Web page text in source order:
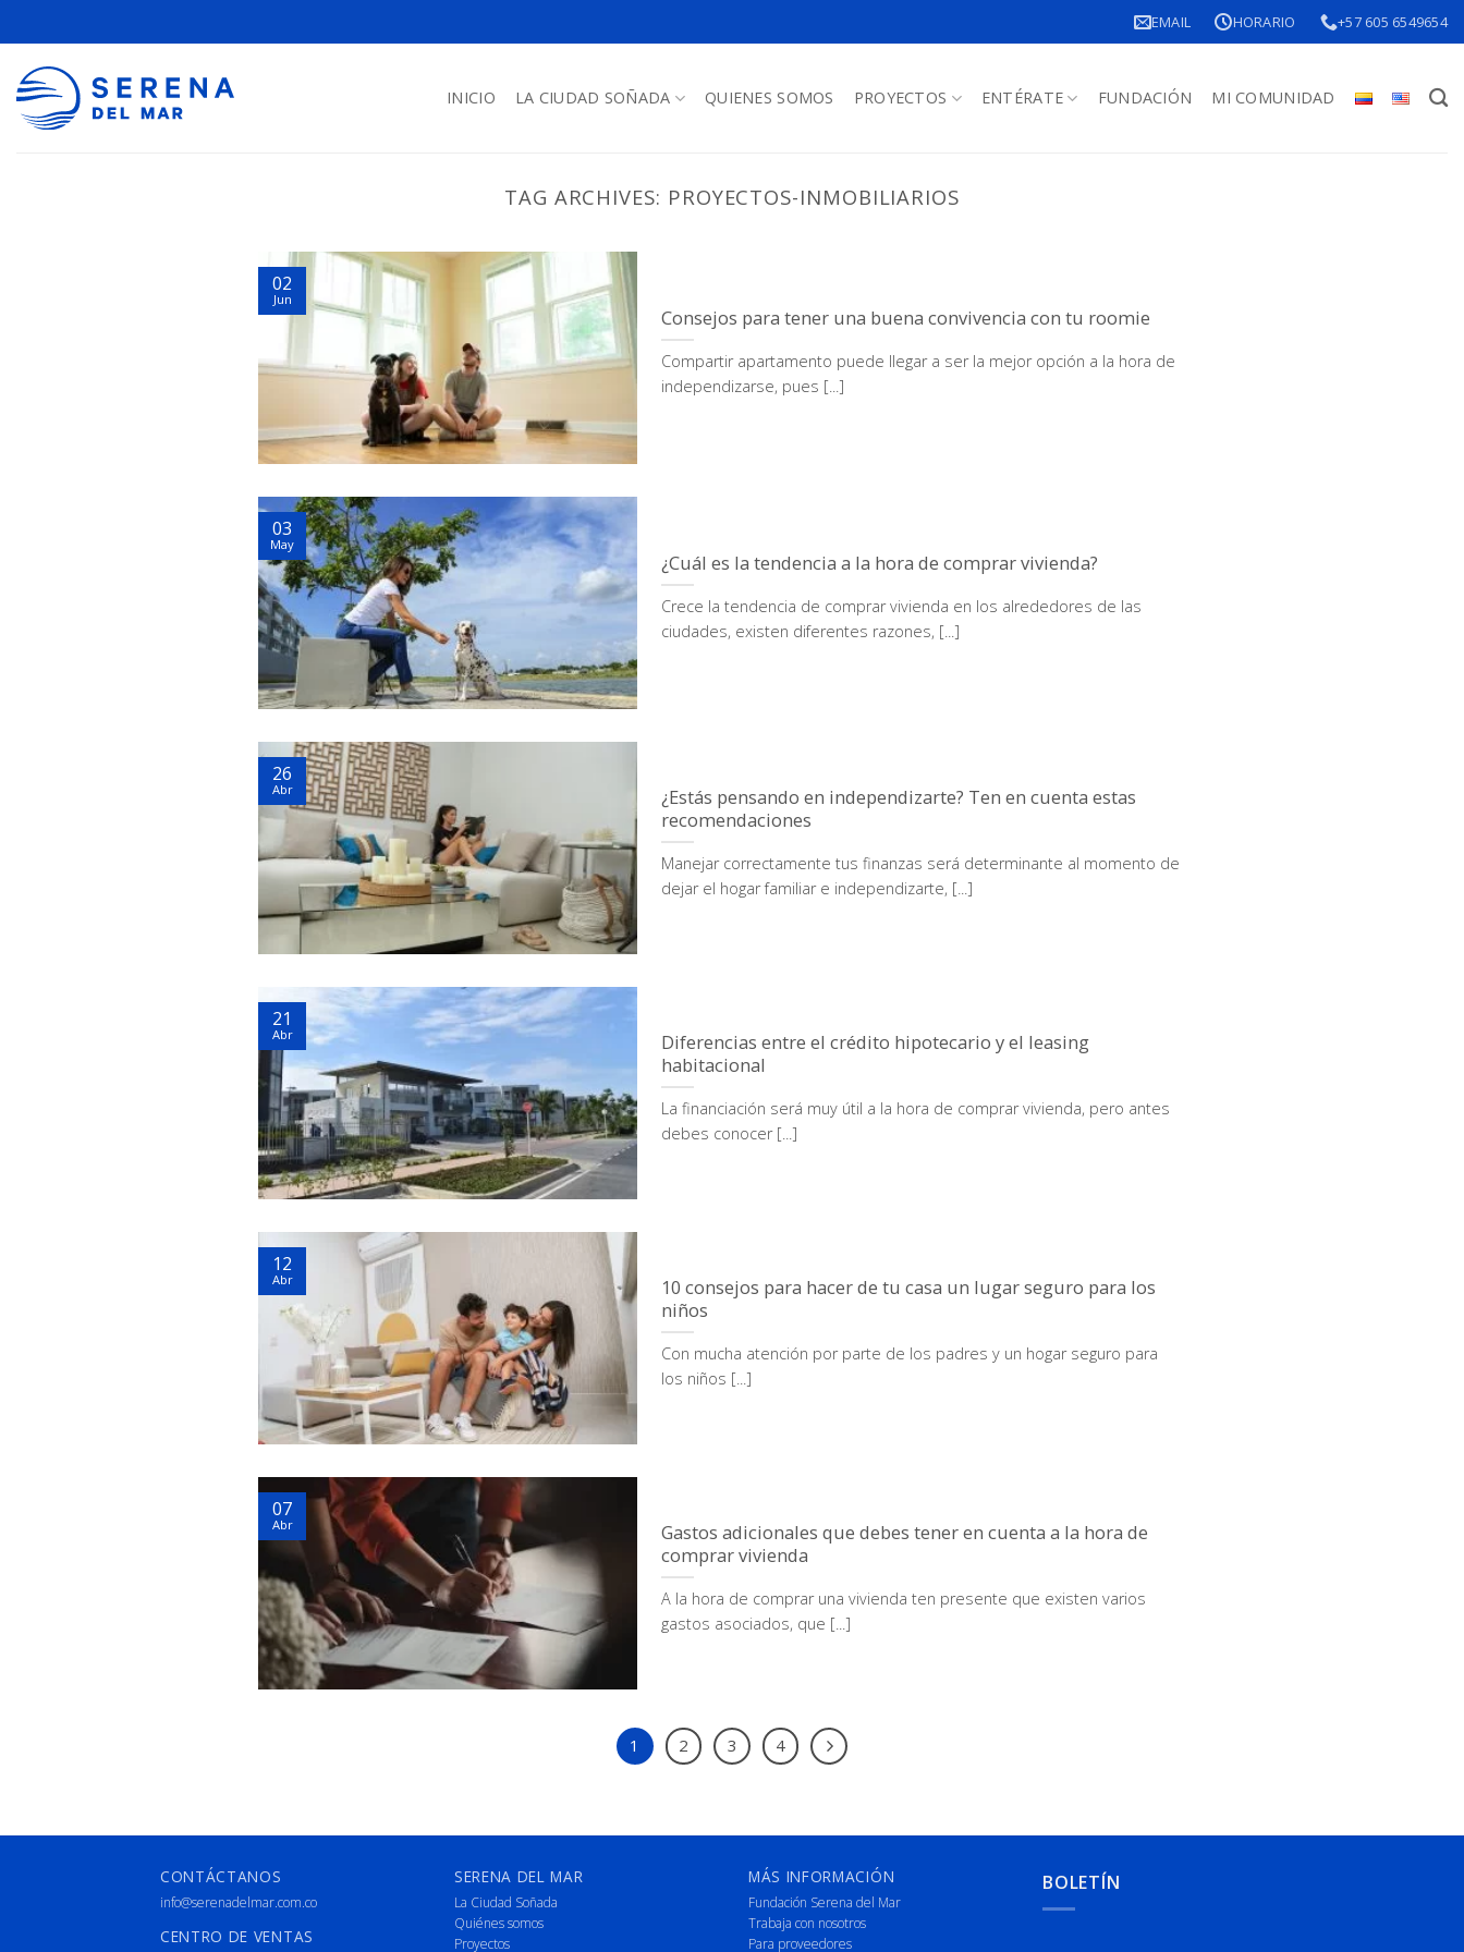
EMAIL HORARIO +57 605 6549654
INICIO LA CIUDAD SOÑADA QUIENES SOMOS PROYECTOS ENTÉRATE FUNDACIÓN MI COMUNIDAD
TAG ARCHIVES: PROYECTOS-INMOBILIARIOS
Consejos para tener una buena convivencia con tu roomie
Compartir apartamento puede llegar a ser la mejor opción a la hora de
independizarse, pues [...]
02
Jun
¿Cuál es la tendencia a la hora de comprar vivienda?
Crece la tendencia de comprar vivienda en los alrededores de las
ciudades, existen diferentes razones, [...]
03
May
¿Estás pensando en independizarte? Ten en cuenta estas
recomendaciones
Manejar correctamente tus finanzas será determinante al momento de
dejar el hogar familiar e independizarte, [...]
26
Abr
Diferencias entre el crédito hipotecario y el leasing
habitacional
La financiación será muy útil a la hora de comprar vivienda, pero antes
debes conocer [...]
21
Abr
10 consejos para hacer de tu casa un lugar seguro para los
niños
Con mucha atención por parte de los padres y un hogar seguro para
los niños [...]
12
Abr
Gastos adicionales que debes tener en cuenta a la hora de
comprar vivienda
A la hora de comprar una vivienda ten presente que existen varios
gastos asociados, que [...]
07
Abr
1 2 3 4
CONTÁCTANOS
info@serenadelmar.com.co
CENTRO DE VENTAS
SERENA DEL MAR
La Ciudad Soñada
Quiénes somos
Proyectos
MÁS INFORMACIÓN
Fundación Serena del Mar
Trabaja con nosotros
Para proveedores
BOLETÍN